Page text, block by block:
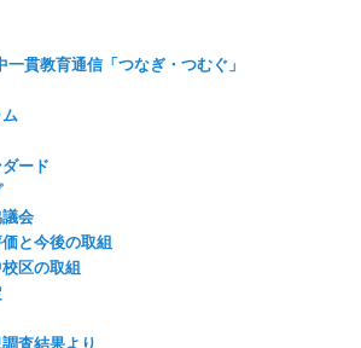
貫教育通信「つなぎ・つむぐ」
ード
会
と今後の取組
区の取組
査結果より